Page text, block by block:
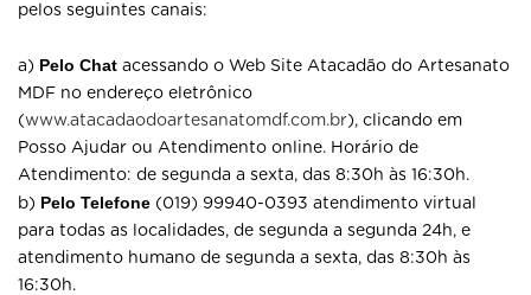
pelos seguintes canais:
a) Pelo Chat acessando o Web Site Atacadão do Artesanato
MDF no endereço eletrônico
(www.atacadaodoartesanatomdf.com.br), clicando em
Posso Ajudar ou Atendimento online. Horário de
Atendimento: de segunda a sexta, das 8:30h às 16:30h.
b) Pelo Telefone (019) 99940-0393 atendimento virtual
para todas as localidades, de segunda a segunda 24h, e
atendimento humano de segunda a sexta, das 8:30h às
16:30h.